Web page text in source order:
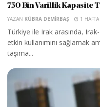
750 Bin Varillik Kapasite
YAZAN KÜBRA DEMIRBAŞ 1
Türkiye ile Irak arasında,
etkin kullanımını sağlamak
taşıma...